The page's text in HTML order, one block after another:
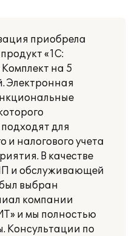
приобрела
«1С:
на 5
Электронная
для
и налогового учета
В качестве
и обслуживающей
выбран
компании
и мы полностью
Консультации по